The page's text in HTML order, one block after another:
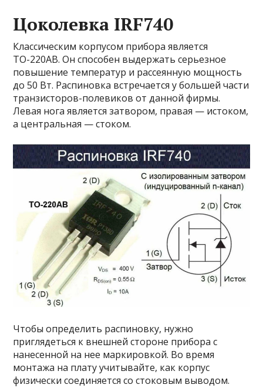
Цоколевка IRF740
Классическим корпусом прибора является
ТО-220AB. Он способен выдержать серьезное
повышение температур и рассеянную мощность
до 50 Вт. Распиновка встречается у большей части
транзисторов-полевиков от данной фирмы.
Левая нога является затвором, правая — истоком,
а центральная — стоком.
Чтобы определить распиновку, нужно
приглядеться к внешней стороне прибора с
нанесенной на нее маркировкой. Во время
монтажа на плату учитывайте, как корпус
физически соединяется со стоковым выводом.